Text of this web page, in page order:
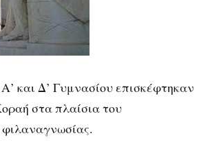
και Δ’ Γυμνασίου επισκέφτηκαν
στα πλαίσια του